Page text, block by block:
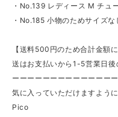
・No.139 レディース M チュ
・No.185 小物のためサイズ
【送料500円のため合計金額
送はお支払いから1-5営業日後
ーーーーーーーーーーーーー
気に入っていただけますよう
Pico